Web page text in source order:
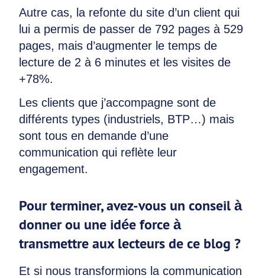
Autre cas, la refonte du site d’un client qui
lui a permis de passer de 792 pages à 529
pages, mais d’augmenter le temps de
lecture de 2 à 6 minutes et les visites de
+78%.
Les clients que j’accompagne sont de
différents types (industriels, BTP…) mais
sont tous en demande d’une
communication qui reflète leur
engagement.
Pour terminer, avez-vous un conseil à
donner ou une idée force à
transmettre aux lecteurs de ce blog ?
Et si nous transformions la communication